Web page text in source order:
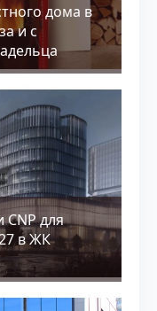
дома в
и с
CNP для
в ЖК